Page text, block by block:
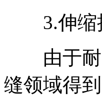
3.伸缩
由于耐
缝领域得